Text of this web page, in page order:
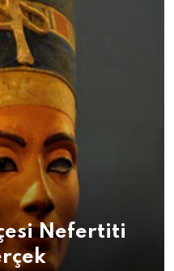
Nefertiti